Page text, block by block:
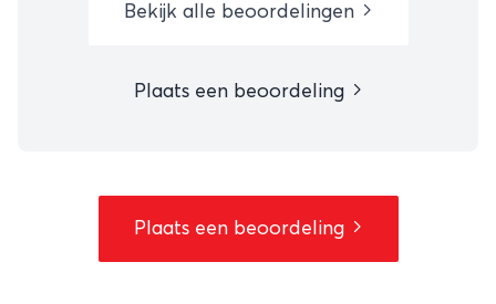
Bekijk alle beoordelingen
Plaats een beoordeling
Plaats een beoordeling